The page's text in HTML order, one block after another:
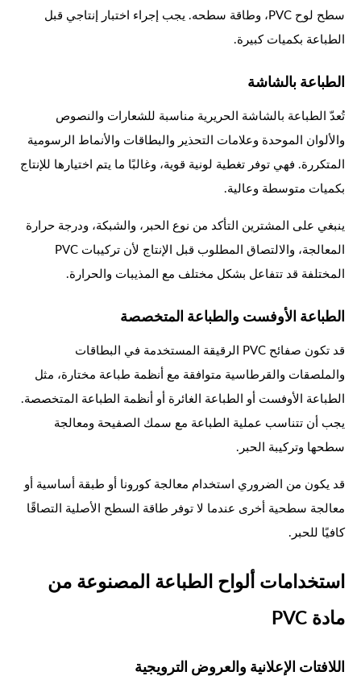
سطح لوح PVC، وطاقة سطحه. يجب إجراء اختبار إنتاجي قبل
الطباعة بكميات كبيرة.
الطباعة بالشاشة
تُعدّ الطباعة بالشاشة الحريرية مناسبة للشعارات والنصوص
والألوان الموحدة وعلامات التحذير والبطاقات والأنماط الرسومية
المتكررة. فهي توفر تغطية لونية قوية، وغالبًا ما يتم اختيارها للإنتاج
بكميات متوسطة وعالية.
ينبغي على المشترين التأكد من نوع الحبر، والشبكة، ودرجة حرارة
المعالجة، والالتصاق المطلوب قبل الإنتاج لأن تركيبات PVC
المختلفة قد تتفاعل بشكل مختلف مع المذيبات والحرارة.
الطباعة الأوفست والطباعة المتخصصة
قد تكون صفائح PVC الرقيقة المستخدمة في البطاقات
والملصقات والقرطاسية متوافقة مع أنظمة طباعة مختارة، مثل
الطباعة الأوفست أو الطباعة الغائرة أو أنظمة الطباعة المتخصصة.
يجب أن تتناسب عملية الطباعة مع سمك الصفيحة ومعالجة
سطحها وتركيبة الحبر.
قد يكون من الضروري استخدام معالجة كورونا أو طبقة أساسية أو
معالجة سطحية أخرى عندما لا توفر طاقة السطح الأصلية التصاقًا
كافيًا للحبر.
استخدامات ألواح الطباعة المصنوعة من
مادة PVC
اللافتات الإعلانية والعروض الترويجية